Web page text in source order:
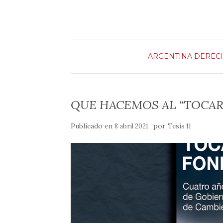
ARGENTINA
QUE HACEMOS AL
Publicado en 8 abril 2021 por Tesis 11